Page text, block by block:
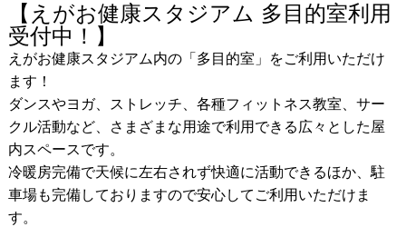
【えがお健康スタジアム 多目的室利用
受付中！】
えがお健康スタジアム内の「多目的室」をご利用いただけ
ます！
ダンスやヨガ、ストレッチ、各種フィットネス教室、サー
クル活動など、さまざまな用途で利用できる広々とした屋
内スペースです。
冷暖房完備で天候に左右されず快適に活動できるほか、駐
車場も完備しておりますので安心してご利用いただけま
す。